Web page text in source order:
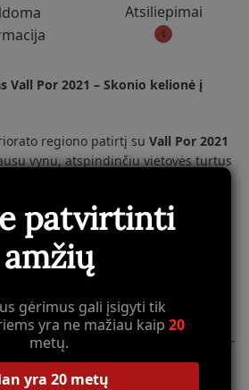
Atsiliepimai
1
Vall Por 2021 – Skonio kelionė į
regiono patirtį su Vall Por 2021
vynu, atspindinčiu vietovės turtus
vynas sujungia gyvybingą
kurią suteikia išskirtinis
atrinktos vynuogės.
spalva su tamsiais violetiniais
intensyvūs juodųjų vaisių –
– aromatai, papildyti subtiliomis
ir prieskonių natomis.
patvirtinti
amžių
gėrimus gali įsigyti tik
yra ne mažiau kaip20
metų.
yra 20 metų